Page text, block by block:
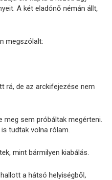
A két eladónő némán állt,
megszólalt:
rá, de az arckifejezése nem
meg sem próbáltak megérteni.
tudtak volna rólam.
mint bármilyen kiabálás.
a hátsó helyiségből,